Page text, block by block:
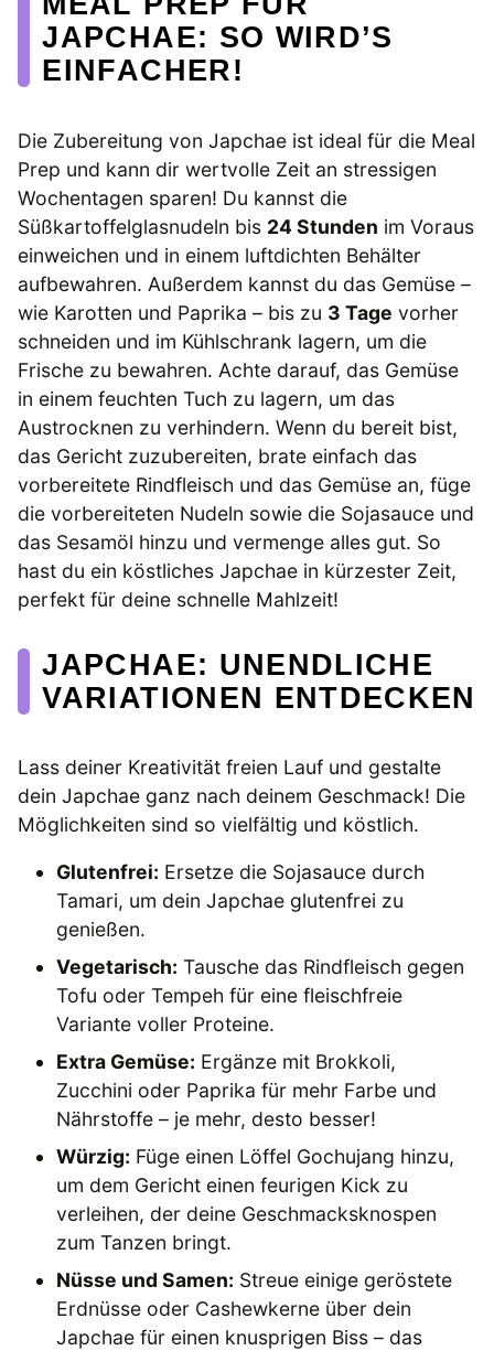
JAPCHAE: SO WIRD’S
EINFACHER!
Die Zubereitung von Japchae ist ideal für die Meal
Prep und kann dir wertvolle Zeit an stressigen
Wochentagen sparen! Du kannst die
Süßkartoffelglasnudeln bis 24 Stunden im Voraus
einweichen und in einem luftdichten Behälter
aufbewahren. Außerdem kannst du das Gemüse –
wie Karotten und Paprika – bis zu 3 Tage vorher
schneiden und im Kühlschrank lagern, um die
Frische zu bewahren. Achte darauf, das Gemüse
in einem feuchten Tuch zu lagern, um das
Austrocknen zu verhindern. Wenn du bereit bist,
das Gericht zuzubereiten, brate einfach das
vorbereitete Rindfleisch und das Gemüse an, füge
die vorbereiteten Nudeln sowie die Sojasauce und
das Sesamöl hinzu und vermenge alles gut. So
hast du ein köstliches Japchae in kürzester Zeit,
perfekt für deine schnelle Mahlzeit!
JAPCHAE: UNENDLICHE
VARIATIONEN ENTDECKEN
Lass deiner Kreativität freien Lauf und gestalte
dein Japchae ganz nach deinem Geschmack! Die
Möglichkeiten sind so vielfältig und köstlich.
Glutenfrei: Ersetze die Sojasauce durch
Tamari, um dein Japchae glutenfrei zu
genießen.
Vegetarisch: Tausche das Rindfleisch gegen
Tofu oder Tempeh für eine fleischfreie
Variante voller Proteine.
Extra Gemüse: Ergänze mit Brokkoli,
Zucchini oder Paprika für mehr Farbe und
Nährstoffe – je mehr, desto besser!
Würzig: Füge einen Löffel Gochujang hinzu,
um dem Gericht einen feurigen Kick zu
verleihen, der deine Geschmacksknospen
zum Tanzen bringt.
Nüsse und Samen: Streue einige geröstete
Erdnüsse oder Cashewkerne über dein
Japchae für einen knusprigen Biss – das